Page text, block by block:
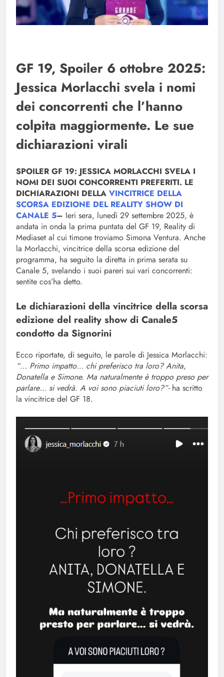
GF 19, Spoiler 6 ottobre 2025:
Jessica Morlacchi svela i nomi
dei concorrenti che l’hanno
colpita maggiormente. Le sue
dichiarazioni virali
SPOILER GF 19: JESSICA MORLACCHI SVELA I
NOMI DEI SUOI CONCORRENTI PREFERITI. LE
DICHIARAZIONI DELLA VINCITRICE DELLA
SCORSA EDIZIONE DEL REALITY SHOW DI
CANALE 5– Ieri sera, lunedì 29 settembre 2025, è
andata in onda la prima puntata del GF 19, Reality di
Mediaset al cui timone troviamo Simona Ventura. Anche
la Morlacchi, vincitrice della scorsa edizione del
programma, ha seguito la diretta in prima serata su
Canale 5, svelando i suoi pareri sui vari concorrenti:
sentite cos’ha detto.
Le dichiarazioni della vincitrice della scorsa
edizione del reality show di Canale5
condotto da Signorini
Ecco riportate, di seguito, le parole di Jessica Morlacchi:
“… Primo impatto… chi preferisco tra loro? Anita,
Donatella e Simone. Ma naturalmente è troppo preso per
parlare… si vedrà. A voi sono piaciuti loro?”-ha scritto
la vincitrice del GF 18.